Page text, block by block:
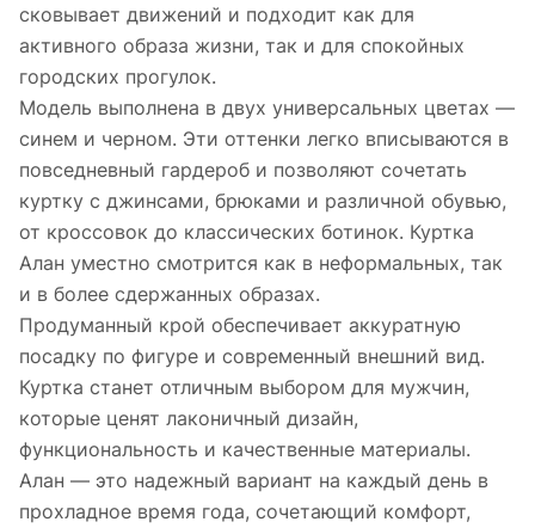
сковывает движений и подходит как для
активного образа жизни, так и для спокойных
городских прогулок.
Модель выполнена в двух универсальных цветах —
синем и черном. Эти оттенки легко вписываются в
повседневный гардероб и позволяют сочетать
куртку с джинсами, брюками и различной обувью,
от кроссовок до классических ботинок. Куртка
Алан уместно смотрится как в неформальных, так
и в более сдержанных образах.
Продуманный крой обеспечивает аккуратную
посадку по фигуре и современный внешний вид.
Куртка станет отличным выбором для мужчин,
которые ценят лаконичный дизайн,
функциональность и качественные материалы.
Алан — это надежный вариант на каждый день в
прохладное время года, сочетающий комфорт,